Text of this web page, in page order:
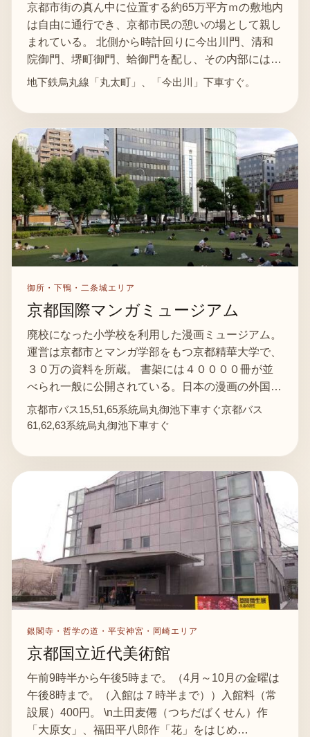
京都市街の真ん中に位置する約65万平方ｍの敷地内
は自由に通行でき、京都市民の憩いの場として親し
まれている。 北側から時計回りに今出川門、清和
院御門、堺町御門、蛤御門を配し、その内部には…
地下鉄烏丸線「丸太町」、「今出川」下車すぐ。
御所・下鴨・二条城エリア
京都国際マンガミュージアム
廃校になった小学校を利用した漫画ミュージアム。
運営は京都市とマンガ学部をもつ京都精華大学で、
３０万の資料を所蔵。 書架には４００００冊が並
べられ一般に公開されている。日本の漫画の外国…
京都市バス15,51,65系統烏丸御池下車すぐ京都バス
61,62,63系統烏丸御池下車すぐ
銀閣寺・哲学の道・平安神宮・岡崎エリア
京都国立近代美術館
午前9時半から午後5時まで。（4月～10月の金曜は
午後8時まで。（入館は７時半まで））入館料（常
設展）400円。 \n土田麦僊（つちだばくせん）作
「大原女」、福田平八郎作「花」をはじめ…